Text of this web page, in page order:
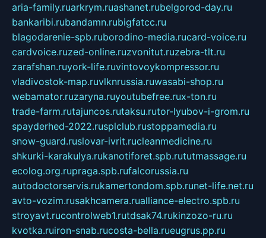
aria-family.ruarkrym.ruashanet.rubelgorod-day.ru
bankaribi.rubandamn.rubigfatcc.ru
blagodarenie-spb.ruborodino-media.rucard-voice.ru
cardvoice.ruzed-online.ruzvonitut.ruzebra-tlt.ru
zarafshan.ruyork-life.ruvintovoykompressor.ru
vladivostok-map.ruvlknrussia.ruwasabi-shop.ru
webamator.ruzaryna.ruyoutubefree.rux-ton.ru
trade-farm.rutajuncos.rutaksu.rutor-lyubov-i-grom.ru
spayderhed-2022.rusplclub.rustoppamedia.ru
snow-guard.ruslovar-ivrit.rucleanmedicine.ru
shkurki-karakulya.rukanotiforet.spb.rututmassage.ru
ecolog.org.rupraga.spb.rufalcorussia.ru
autodoctorservis.rukamertondom.spb.runet-life.net.ru
avto-vozim.rusakhcamera.rualliance-electro.spb.ru
stroyavt.rucontrolweb1.rutdsak74.rukinzozo-ru.ru
kvotka.ruiron-snab.rucosta-bella.rueugrus.pp.ru